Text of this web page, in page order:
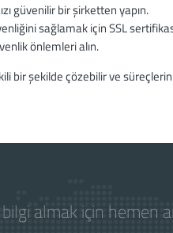
güvenilir bir şirketten yapın.
sağlamak için SSL
önlemleri alın.
bir şekilde çözebilir ve
almak için hemen